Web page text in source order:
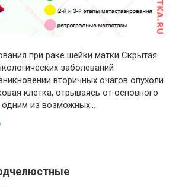
при раке шейки матки Скрытая
заболеваний
вторичных очагов опухоли
клетка, отрываясь от основного
одним из возможных…